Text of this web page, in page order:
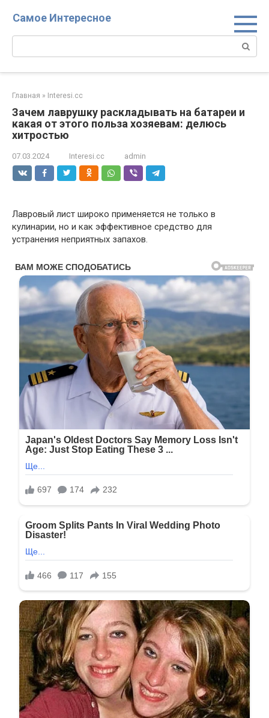
Самое Интересное
Поиск:
Главная » Interesi.cc
Зачем лаврушку раскладывать на батареи и
какая от этого польза хозяевам: делюсь
хитростью
07.03.2024 Interesi.cc admin
Лавровый лист широко применяется не только в
кулинарии, но и как эффективное средство для
устранения неприятных запахов.